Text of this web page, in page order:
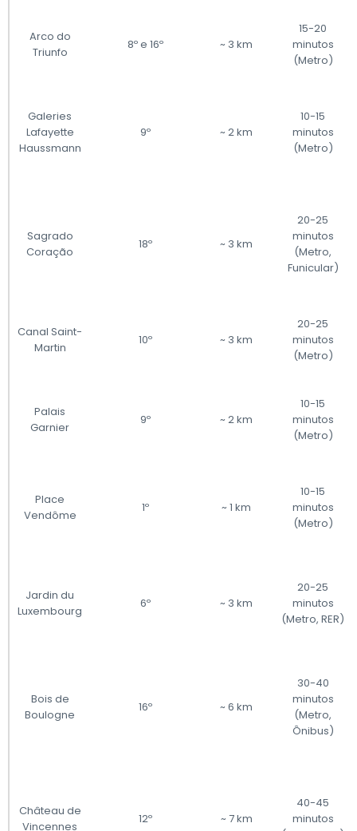
Arco do
Triunfo
8º e 16º ~ 3 km
15-20
minutos
(Metro)
Galeries
Lafayette
Haussmann
9º ~ 2 km
10-15
minutos
(Metro)
Sagrado
Coração
18º ~ 3 km
20-25
minutos
(Metro,
Funicular)
Canal Saint-
Martin
10º ~ 3 km
20-25
minutos
(Metro)
Palais
Garnier
9º ~ 2 km
10-15
minutos
(Metro)
Place
Vendôme
1º ~ 1 km
10-15
minutos
(Metro)
Jardin du
Luxembourg
6º ~ 3 km
20-25
minutos
(Metro, RER)
Bois de
Boulogne
16º ~ 6 km
30-40
minutos
(Metro,
Ônibus)
Château de
Vincennes
12º ~ 7 km
40-45
minutos